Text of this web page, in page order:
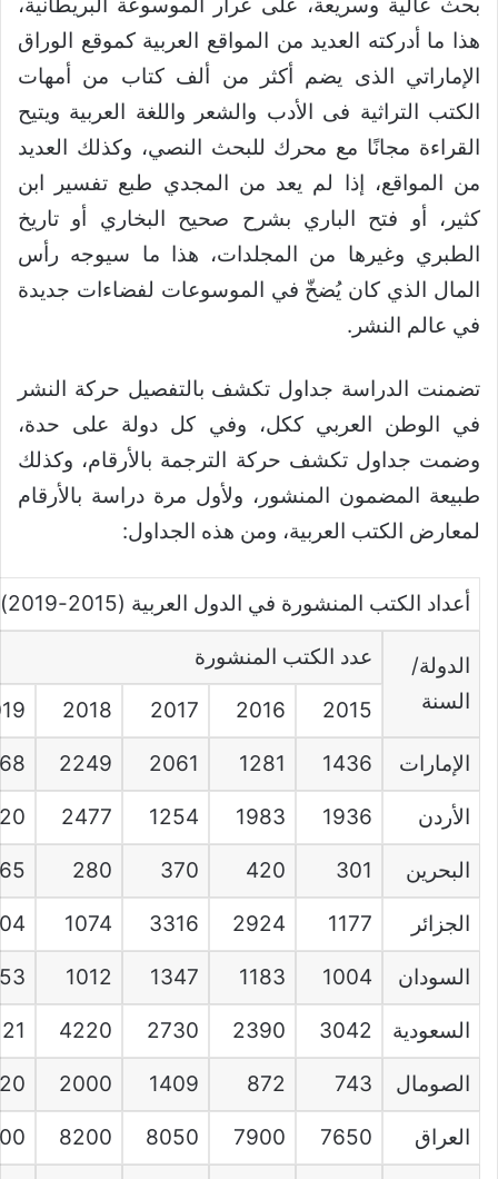
بحث عالية وسريعة، على غرار الموسوعة البريطانية،
هذا ما أدركته العديد من المواقع العربية كموقع الوراق
الإماراتي الذى يضم أكثر من ألف كتاب من أمهات
الكتب التراثية فى الأدب والشعر واللغة العربية ويتيح
القراءة مجانًا مع محرك للبحث النصي، وكذلك العديد
من المواقع، إذا لم يعد من المجدي طبع تفسير ابن
كثير، أو فتح الباري بشرح صحيح البخاري أو تاريخ
الطبري وغيرها من المجلدات، هذا ما سيوجه رأس
المال الذي كان يُضخّ في الموسوعات لفضاءات جديدة
في عالم النشر.
تضمنت الدراسة جداول تكشف بالتفصيل حركة النشر
في الوطن العربي ككل، وفي كل دولة على حدة،
وضمت جداول تكشف حركة الترجمة بالأرقام، وكذلك
طبيعة المضمون المنشور، ولأول مرة دراسة بالأرقام
لمعارض الكتب العربية، ومن هذه الجداول:
أعداد الكتب المنشورة في الدول العربية (2015-2019)
الدولة/
السنة
عدد الكتب المنشورة
2015
2016
2017
2018
الإمارات 1436
1281
2061
2249
الأردن 1936
1983
1254
2477
البحرين 301
420
370
280
الجزائر 1177
2924
3316
1074
السودان 1004
1183
1347
1012
السعودية 3042
2390
2730
4220
الصومال 743
872
1409
2000
العراق 7650
7900
8050
8200